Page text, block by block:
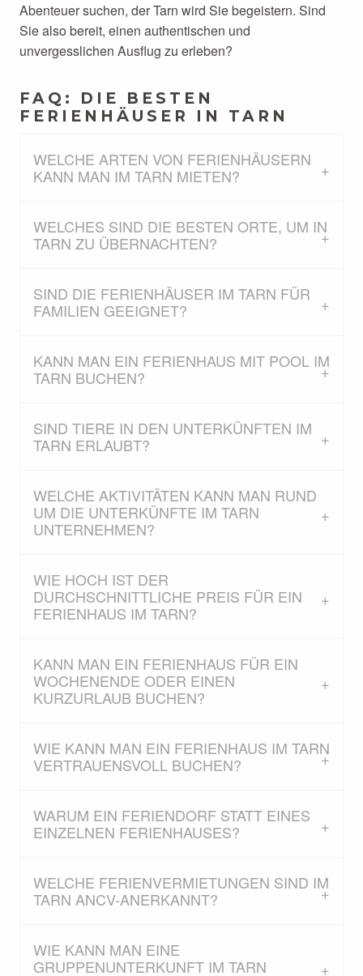
Abenteuer suchen, der Tarn wird Sie begeistern. Sind
Sie also bereit, einen authentischen und
unvergesslichen Ausflug zu erleben?
FAQ: DIE BESTEN
FERIENHÄUSER IN TARN
WELCHE ARTEN VON FERIENHÄUSERN
KANN MAN IM TARN MIETEN?
WELCHES SIND DIE BESTEN ORTE, UM IN
TARN ZU ÜBERNACHTEN?
SIND DIE FERIENHÄUSER IM TARN FÜR
FAMILIEN GEEIGNET?
KANN MAN EIN FERIENHAUS MIT POOL IM
TARN BUCHEN?
SIND TIERE IN DEN UNTERKÜNFTEN IM
TARN ERLAUBT?
WELCHE AKTIVITÄTEN KANN MAN RUND
UM DIE UNTERKÜNFTE IM TARN
UNTERNEHMEN?
WIE HOCH IST DER
DURCHSCHNITTLICHE PREIS FÜR EIN
FERIENHAUS IM TARN?
KANN MAN EIN FERIENHAUS FÜR EIN
WOCHENENDE ODER EINEN
KURZURLAUB BUCHEN?
WIE KANN MAN EIN FERIENHAUS IM TARN
VERTRAUENSVOLL BUCHEN?
WARUM EIN FERIENDORF STATT EINES
EINZELNEN FERIENHAUSES?
WELCHE FERIENVERMIETUNGEN SIND IM
TARN ANCV-ANERKANNT?
WIE KANN MAN EINE
GRUPPENUNTERKUNFT IM TARN